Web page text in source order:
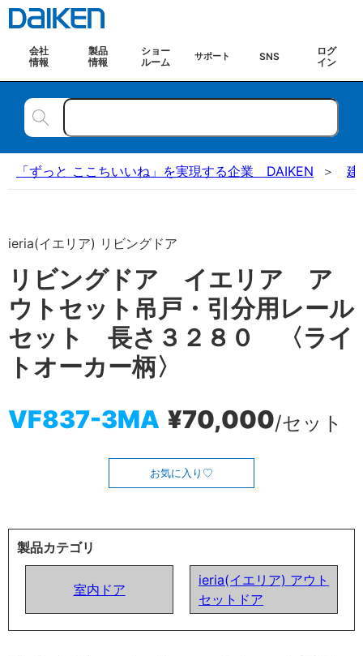
会社
情報
製品
情報
ショー
ルーム
サポート SNS
ログ
イン
「ずっと ここちいいね」を実現する企業 DAIKEN 建
ieria(イエリア) リビングドア
リビングドア イエリア ア
ウトセット吊戸・引分用レール
セット 長さ３２８０ 〈ライ
トオーカー柄〉
VF837-3MA ¥70,000/セット
お気に入り
製品カテゴリ
室内ドア
ieria(イエリア) アウト
セットドア